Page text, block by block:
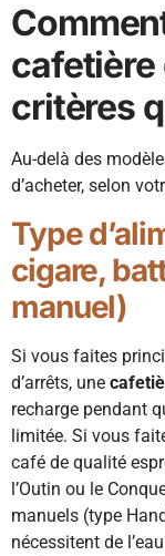
cafetière
critères
Au-delà des
d’acheter, selon
Type
cigare,
manuel)
Si vous faites
d’arrêts, une
recharge pendant
limitée. Si vous
café de qualité
l’Outin ou le
manuels (type
nécessitent de